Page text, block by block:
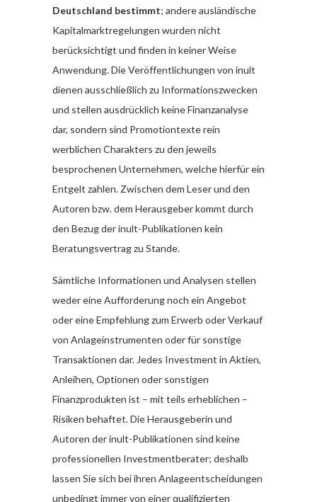
Deutschland bestimmt; andere ausländische
Kapitalmarktregelungen wurden nicht
berücksichtigt und finden in keiner Weise
Anwendung. Die Veröffentlichungen von inult
dienen ausschließlich zu Informationszwecken
und stellen ausdrücklich keine Finanzanalyse
dar, sondern sind Promotiontexte rein
werblichen Charakters zu den jeweils
besprochenen Unternehmen, welche hierfür ein
Entgelt zahlen. Zwischen dem Leser und den
Autoren bzw. dem Herausgeber kommt durch
den Bezug der inult-Publikationen kein
Beratungsvertrag zu Stande.
Sämtliche Informationen und Analysen stellen
weder eine Aufforderung noch ein Angebot
oder eine Empfehlung zum Erwerb oder Verkauf
von Anlageinstrumenten oder für sonstige
Transaktionen dar. Jedes Investment in Aktien,
Anleihen, Optionen oder sonstigen
Finanzprodukten ist – mit teils erheblichen –
Risiken behaftet. Die Herausgeberin und
Autoren der inult-Publikationen sind keine
professionellen Investmentberater; deshalb
lassen Sie sich bei ihren Anlageentscheidungen
unbedingt immer von einer qualifizierten